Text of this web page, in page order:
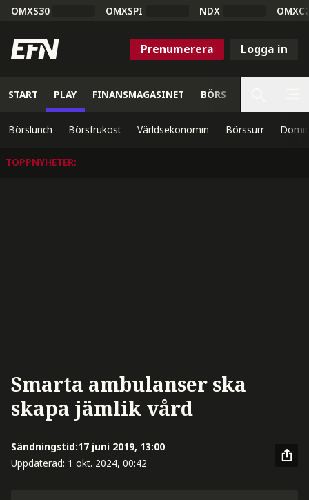
OMXS30 OMXSPI NDX
Prenumerera Logga in
START PLAY FINANSMAGASINET BÖRS
Börslunch Börsfrukost Världsekonomin Börssurr
TOPPNYHETER:
Smarta ambulanser ska
skapa jämlik vård
Sändningstid:17 juni 2019, 13:00
Uppdaterad: 1 okt. 2024, 00:42